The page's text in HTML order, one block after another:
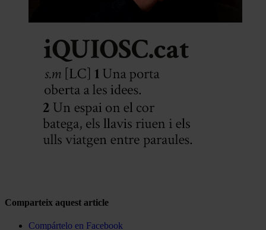
Comparteix aquest article
Compártelo en Facebook